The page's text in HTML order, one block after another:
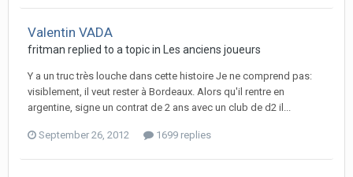
Valentin VADA
fritman replied to a topic in Les anciens joueurs
Y a un truc très louche dans cette histoire Je ne comprend pas:
visiblement, il veut rester à Bordeaux. Alors qu'il rentre en
argentine, signe un contrat de 2 ans avec un club de d2 il...
September 26, 2012 1699 replies